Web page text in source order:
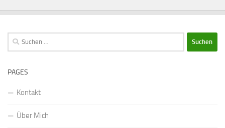
Suchen
nach:
PAGES
Kontakt
Über Mich